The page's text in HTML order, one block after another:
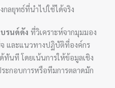
ลยุทธ์ที่นำไปใช้ได้จริง
รนด์ดัง ที่วิเคราะห์จากมุมมอง
จ และแนวทางปฏิบัติที่องค์กร
ทันที โดยเน้นการให้ข้อมูลเชิง
กอบการหรือทีมการตลาดมัก